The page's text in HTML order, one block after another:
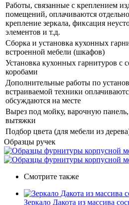
Работы, связанные с креплением
помещений, оплачиваются
крепление зеркала, фиксация
элементов и т.д.
Сборка и установка кухонных
встроенной мебели (шкафов)
Установка кухонных гарнитуров с
коробами
Дополнительные работы по
встраиваемой техники
обсуждаются на месте
Вырез под мойку, варочную панель,
вытяжки
Подбор цвета (для мебели из
Образцы ручек
Смотрите также
Зеркало Дакота из массива